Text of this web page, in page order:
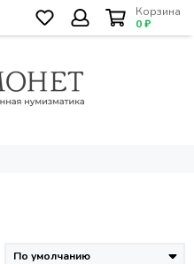
Корзина
0 ₽